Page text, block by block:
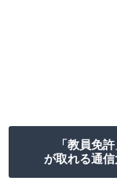
「教員免許
が取れる通信